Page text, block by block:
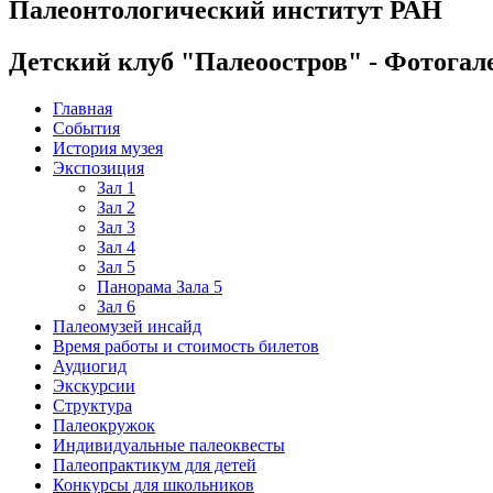
Палеонтологический институт РАН
Детский клуб "Палеоостров" -
Главная
События
История музея
Экспозиция
Зал 1
Зал 2
Зал 3
Зал 4
Зал 5
Панорама Зала 5
Зал 6
Палеомузей инсайд
Время работы и стоимость билетов
Аудиогид
Экскурсии
Структура
Палеокружок
Индивидуальные палеоквесты
Палеопрактикум для детей
Конкурсы для школьников